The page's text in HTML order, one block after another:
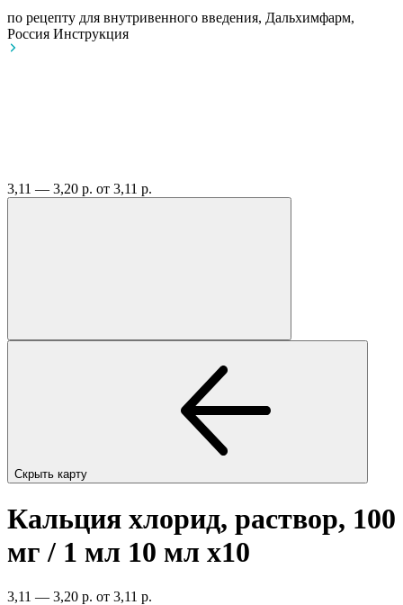
по рецепту для внутривенного введения, Дальхимфарм,
Россия Инструкция
3,11 — 3,20 р. от 3,11 р.
Скрыть карту
Кальция хлорид, раствор, 100
мг / 1 мл 10 мл x10
3,11 — 3,20 р. от 3,11 р.